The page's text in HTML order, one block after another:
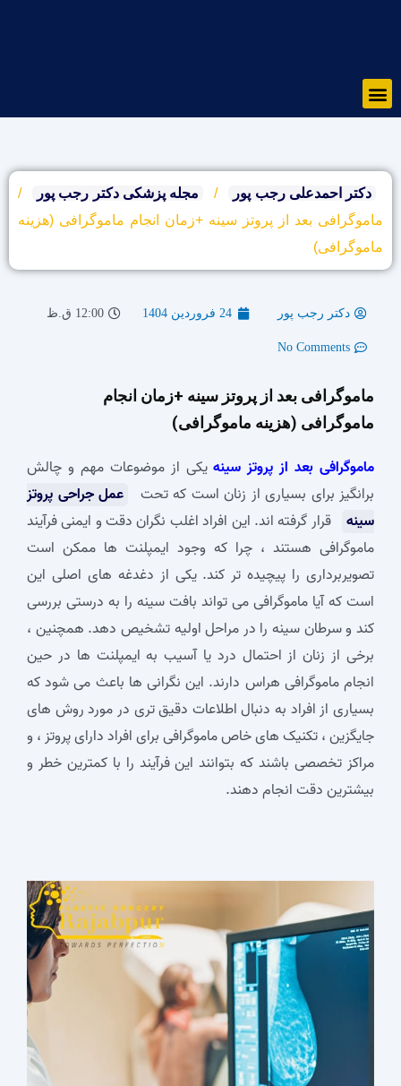
Menu
دکتر احمدعلی رجب پور / مجله پزشکی دکتر رجب پور
/
ماموگرافی بعد از پروتز سینه +زمان انجام ماموگرافی (هزینه
ماموگرافی)
دکتر رجب پور 24 فروردین 1404 12:00 ق.ظ
No Comments
ماموگرافی بعد از پروتز سینه +زمان انجام
ماموگرافی (هزینه ماموگرافی)
ماموگرافی بعد از پروتز سینهیکی از موضوعات مهم و چالش‌
برانگیز برای بسیاری از زنان است که تحت
عمل جراحی پروتز
سینه
قرار گرفته ‌اند. این افراد اغلب نگران دقت و ایمنی فرآیند
ماموگرافی هستند ، چرا که وجود ایمپلنت ‌ها ممکن است
تصویربرداری را پیچیده‌ تر کند. یکی از دغدغه‌ های اصلی این
است که آیا ماموگرافی می ‌تواند بافت سینه را به درستی بررسی
کند و سرطان سینه را در مراحل اولیه تشخیص دهد. همچنین ،
برخی از زنان از احتمال درد یا آسیب به ایمپلنت ‌ها در حین
انجام ماموگرافی هراس دارند. این نگرانی ‌ها باعث می ‌شود که
بسیاری از افراد به دنبال اطلاعات دقیق ‌تری در مورد روش‌ های
جایگزین ، تکنیک‌ های خاص ماموگرافی برای افراد دارای پروتز ، و
مراکز تخصصی باشند که بتوانند این فرآیند را با کمترین خطر و
بیشترین دقت انجام دهند.